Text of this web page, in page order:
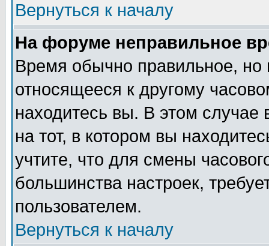
Вернуться к началу
На форуме неправильное
Время обычно правильное,
относящееся к другому
находитесь вы. В этом
на тот, в котором вы
учтите, что для смены
большинства настроек,
пользователем.
Вернуться к началу